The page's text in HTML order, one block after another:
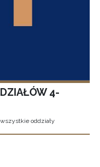
4-
wszystkie oddziały